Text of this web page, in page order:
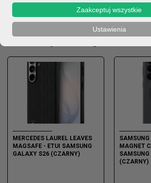
Produkty z kategorii
MERCEDES LAUREL LEAVES
MAGSAFE - ETUI SAMSUNG
GALAXY S26 (CZARNY)
MAGNET
(CZARNY)
Zaakceptuj wszystkie
Ustawienia